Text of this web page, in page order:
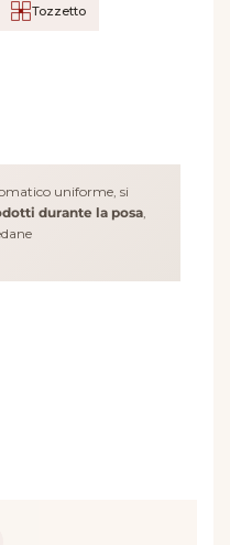
Tozzetto
uniforme, si
durante la posa,